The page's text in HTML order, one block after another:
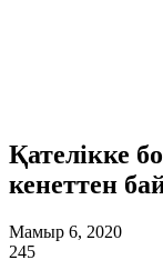
Қателікке
кенеттен
Мамыр 6, 2020
245